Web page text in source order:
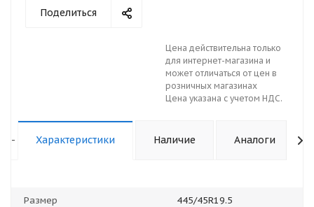
Поделиться
Цена действительна только
для интернет-магазина и
может отличаться от цен в
розничных магазинах
Цена указана с учетом НДС.
- Характеристики Наличие Аналоги
Размер 445/45R19.5